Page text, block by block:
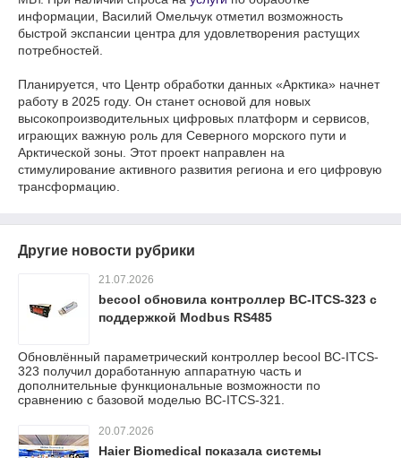
информации, Василий Омельчук отметил возможность
быстрой экспансии центра для удовлетворения растущих
потребностей.
Планируется, что Центр обработки данных «Арктика» начнет
работу в 2025 году. Он станет основой для новых
высокопроизводительных цифровых платформ и сервисов,
играющих важную роль для Северного морского пути и
Арктической зоны. Этот проект направлен на
стимулирование активного развития региона и его цифровую
трансформацию.
Другие новости рубрики
21.07.2026
becool обновила контроллер BC-ITCS-323 с
поддержкой Modbus RS485
Обновлённый параметрический контроллер becool BC-ITCS-
323 получил доработанную аппаратную часть и
дополнительные функциональные возможности по
сравнению с базовой моделью BC-ITCS-321.
20.07.2026
Haier Biomedical показала системы